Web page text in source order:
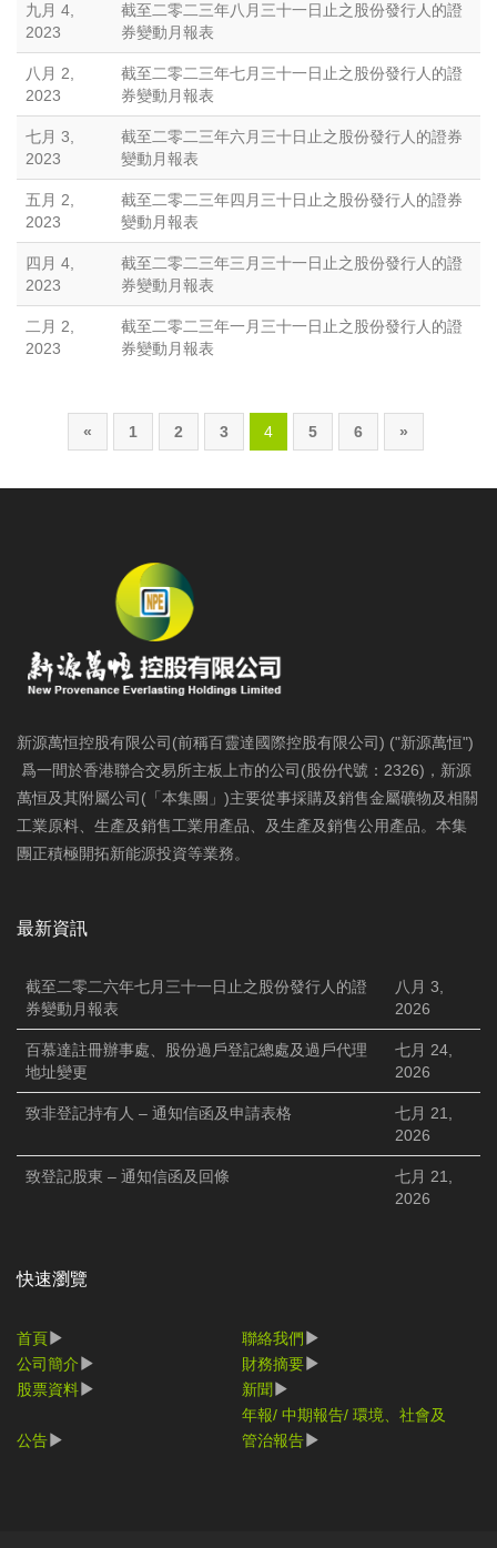
九月 4,
2023
截至二零二三年八月三十一日止之股份發行人的證
券變動月報表
八月 2,
2023
截至二零二三年七月三十一日止之股份發行人的證
券變動月報表
七月 3,
2023
截至二零二三年六月三十日止之股份發行人的證券
變動月報表
五月 2,
2023
截至二零二三年四月三十日止之股份發行人的證券
變動月報表
四月 4,
2023
截至二零二三年三月三十一日止之股份發行人的證
券變動月報表
二月 2,
2023
截至二零二三年一月三十一日止之股份發行人的證
券變動月報表
« 1 2 3 4 5 6 »
新源萬恒控股有限公司(前稱百靈達國際控股有限公司) ("新源萬恒")
爲一間於香港聯合交易所主板上市的公司(股份代號：2326)，新源
萬恒及其附屬公司(「本集團」)主要從事採購及銷售金屬礦物及相關
工業原料、生產及銷售工業用產品、及生產及銷售公用產品。本集
團正積極開拓新能源投資等業務。
最新資訊
截至二零二六年七月三十一日止之股份發行人的證
券變動月報表
八月 3,
2026
百慕達註冊辦事處、股份過戶登記總處及過戶代理
地址變更
七月 24,
2026
致非登記持有人 – 通知信函及申請表格
七月 21,
2026
致登記股東 – 通知信函及回條
七月 21,
2026
快速瀏覽
首頁
聯絡我們
公司簡介
財務摘要
股票資料
新聞
公告
年報/ 中期報告/ 環境、社會及
管治報告